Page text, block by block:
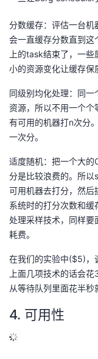
分数缓存：评估一台
会一直缓存分数直到
上的task结束了，一
小的资源变化让缓存保
同级别均化处理：同
资源，所以不用一个
有可用的机器打n次分
一次分。
适度随机：把一个大的
分是比较浪费的。所
可用机器去打分，然
系统时的打分次数和
处理采样技术，同样
耗费。
在我们的实验中($5)，
上面几项技术的话会
从等待队列里面花半秒
4. 可用性